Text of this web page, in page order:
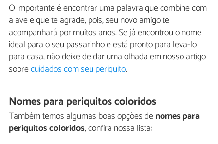
O importante é encontrar uma palavra que combine com
a ave e que te agrade, pois, seu novo amigo te
acompanhará por muitos anos. Se já encontrou o nome
ideal para o seu passarinho e está pronto para leva-lo
para casa, não deixe de dar uma olhada em nosso artigo
sobrecuidados com seu periquito.
Nomes para periquitos coloridos
Também temos algumas boas opções denomes para
periquitos coloridos, confira nossa lista: